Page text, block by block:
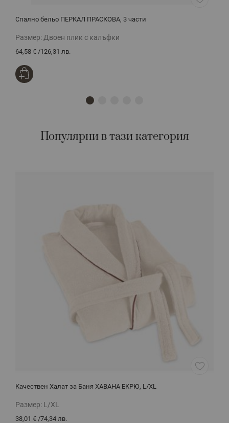
Спално бельо ПЕРКАЛ ПРАСКОВА, 3 части
Размер: Двоен плик с калъфки
64,58 € /126,31 лв.
Популярни в тази категория
Качествен Халат за Баня ХАВАНА ЕКРЮ, L/XL
Размер: L/XL
38,01 € /74,34 лв.